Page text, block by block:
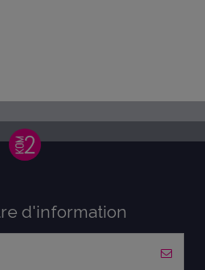
d'information